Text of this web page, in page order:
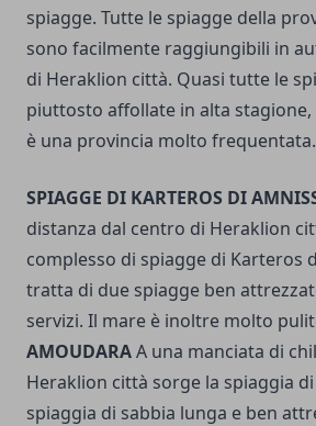
spiagge. Tutte le spiagge della
sono facilmente raggiungibili in
di Heraklion città. Quasi tutte le
piuttosto affollate in alta
è una provincia molto frequentata.
SPIAGGE DI KARTEROS DI
distanza dal centro di Heraklion
complesso di spiagge di Karteros
tratta di due spiagge ben
servizi. Il mare è inoltre molto
AMOUDARAA una manciata di
Heraklion città sorge la spiaggia
spiaggia di sabbia lunga e ben